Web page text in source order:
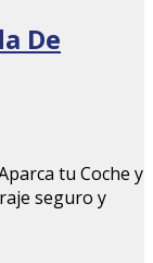
De
tu Coche y
seguro y